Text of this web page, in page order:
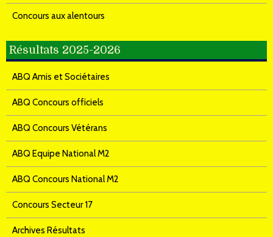
Concours aux alentours
Résultats 2025-2026
ABQ Amis et Sociétaires
ABQ Concours officiels
ABQ Concours Vétérans
ABQ Equipe National M2
ABQ Concours National M2
Concours Secteur 17
Archives Résultats